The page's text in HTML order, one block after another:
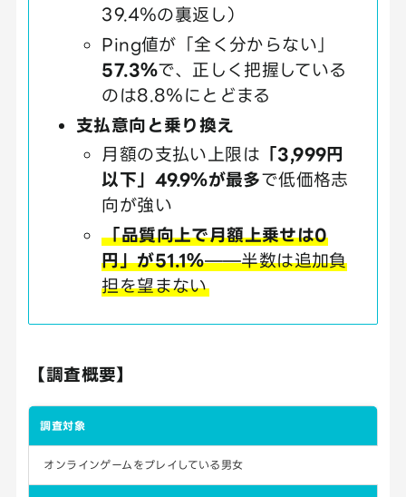
39.4％の裏返し）
Ping値が「全く分からない」
57.3％で、正しく把握している
のは8.8％にとどまる
支払意向と乗り換え
月額の支払い上限は 「3,999円
以下」49.9％が最多で低価格志
向が強い
「品質向上で月額上乗せは0
円」が51.1％——半数は追加負
担を望まない
【調査概要】
調査対象
オンラインゲームをプレイしている男女